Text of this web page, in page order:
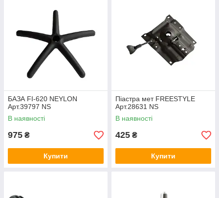
БАЗА FI-620 NEYLON
Арт.39797 NS
В наявності
975 ₴
Купити
Піастра мет FREESTYLE
Арт.28631 NS
В наявності
425 ₴
Купити